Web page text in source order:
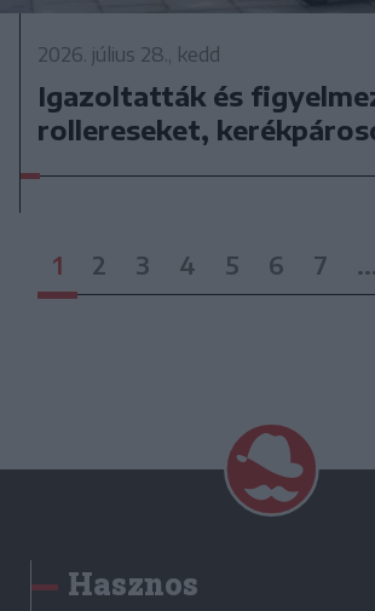
2026. július 28., kedd
Igazoltatták és
rollereseket,
1 2 3 4 5 6 7
Hasznos